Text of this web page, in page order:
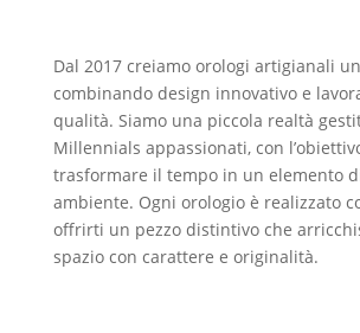
Dal 2017 creiamo orologi artigianali
combinando design innovativo e
qualità. Siamo una piccola realtà
Millennials appassionati, con
trasformare il tempo in un elemento
ambiente. Ogni orologio è realizzato
offrirti un pezzo distintivo che
spazio con carattere e originalità.